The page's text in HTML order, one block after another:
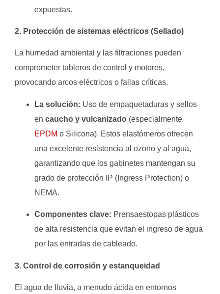
expuestas.
2. Protección de sistemas eléctricos (Sellado)
La humedad ambiental y las filtraciones pueden
comprometer tableros de control y motores,
provocando arcos eléctricos o fallas críticas.
La solución: Uso de empaquetaduras y sellos
en caucho y vulcanizado (especialmente
EPDM o Silicona). Estos elastómeros ofrecen
una excelente resistencia al ozono y al agua,
garantizando que los gabinetes mantengan su
grado de protección IP (Ingress Protection) o
NEMA.
Componentes clave: Prensaestopas plásticos
de alta resistencia que evitan el ingreso de agua
por las entradas de cableado.
3. Control de corrosión y estanqueidad
El agua de lluvia, a menudo ácida en entornos